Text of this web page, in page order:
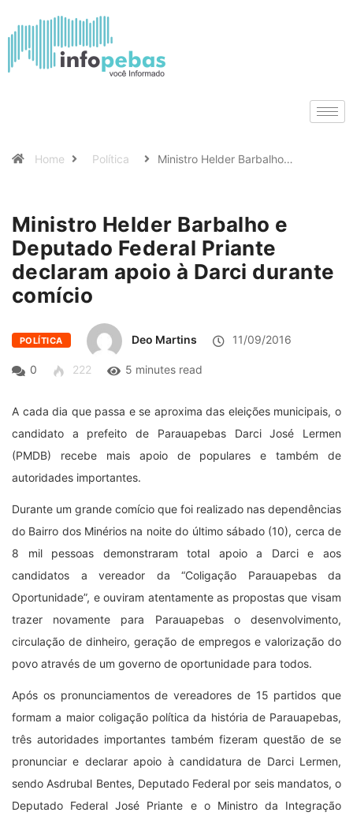
Home Política Ministro Helder Barbalho…
Ministro Helder Barbalho e
Deputado Federal Priante
declaram apoio à Darci durante
comício
POLÍTICA Deo Martins 11/09/2016
0 222 5 minutes read
A cada dia que passa e se aproxima das eleições municipais, o
candidato a prefeito de Parauapebas Darci José Lermen
(PMDB) recebe mais apoio de populares e também de
autoridades importantes.
Durante um grande comício que foi realizado nas dependências
do Bairro dos Minérios na noite do último sábado (10), cerca de
8 mil pessoas demonstraram total apoio a Darci e aos
candidatos a vereador da “Coligação Parauapebas da
Oportunidade”, e ouviram atentamente as propostas que visam
trazer novamente para Parauapebas o desenvolvimento,
circulação de dinheiro, geração de empregos e valorização do
povo através de um governo de oportunidade para todos.
Após os pronunciamentos de vereadores de 15 partidos que
formam a maior coligação política da história de Parauapebas,
três autoridades importantes também fizeram questão de se
pronunciar e declarar apoio à candidatura de Darci Lermen,
sendo Asdrubal Bentes, Deputado Federal por seis mandatos, o
Deputado Federal José Priante e o Ministro da Integração